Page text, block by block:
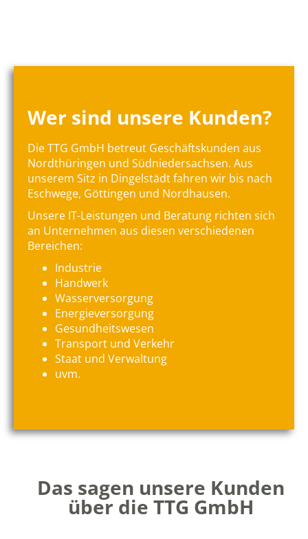
Wer sind unsere Kunden?
Die TTG GmbH betreut Geschäftskunden aus
Nordthüringen und Südniedersachsen. Aus
unserem Sitz in Dingelstädt fahren wir bis nach
Eschwege, Göttingen und Nordhausen.
Unsere IT-Leistungen und Beratung richten sich
an Unternehmen aus diesen verschiedenen
Bereichen:
Industrie
Handwerk
Wasserversorgung
Energieversorgung
Gesundheitswesen
Transport und Verkehr
Staat und Verwaltung
uvm.
Das sagen unsere Kunden
über die TTG GmbH